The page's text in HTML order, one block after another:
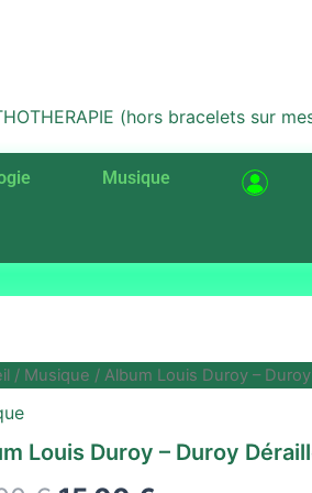
(hors bracelets sur
Musique
/ Musique / Album Louis Duroy –
Louis Duroy – Duroy
Le
initial
Le
actuel